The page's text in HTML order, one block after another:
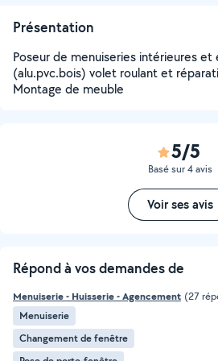
Présentation
Poseur de menuiseries intérieures et
(alu.pvc.bois) volet roulant et
Montage de meuble
5/5
Basé sur 4 avis
Voir ses avis
Répond à vos demandes de
Menuiserie - Huisserie - Agencement (27
Menuiserie
Changement de fenêtre